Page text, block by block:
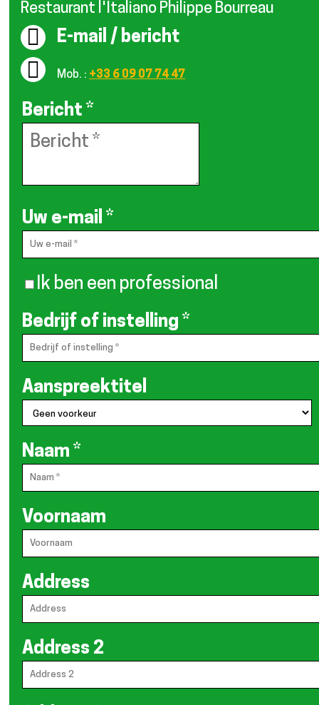
Restaurant l'Italiano Philippe Bourreau
E-mail / bericht
Mob. : +33 6 09 07 74 47
Bericht *
Uw e-mail *
Ik ben een professional
Bedrijf of instelling *
Aanspreektitel
Naam *
Voornaam
Address
Address 2